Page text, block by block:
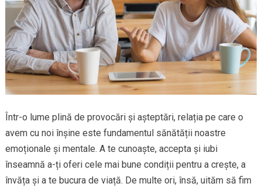
Într-o lume plină de provocări și așteptări, relația pe care o
avem cu noi înșine este fundamentul sănătății noastre
emoționale și mentale. A te cunoaște, accepta și iubi
înseamnă a-ți oferi cele mai bune condiții pentru a crește, a
învăța și a te bucura de viață. De multe ori, însă, uităm să fim